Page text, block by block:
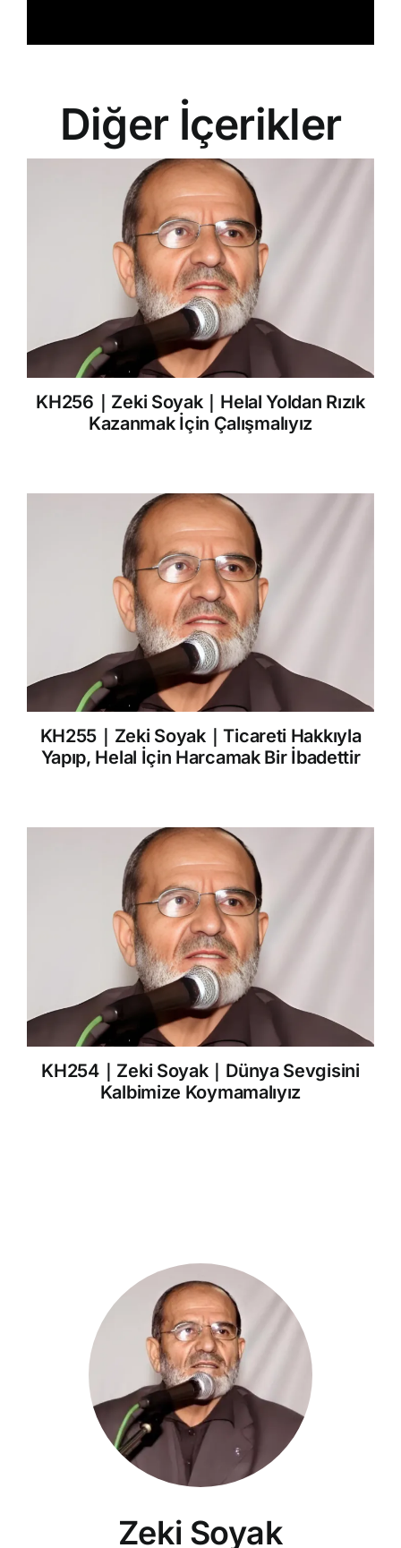
Diğer İçerikler
KH256｜Zeki Soyak｜Helal Yoldan Rızık
Kazanmak İçin Çalışmalıyız
KH255｜Zeki Soyak｜Ticareti Hakkıyla
Yapıp, Helal İçin Harcamak Bir İbadettir
KH254｜Zeki Soyak｜Dünya Sevgisini
Kalbimize Koymamalıyız
Zeki Soyak